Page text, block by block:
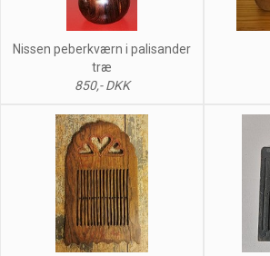
Nissen peberkværn i palisander
træ
850,- DKK